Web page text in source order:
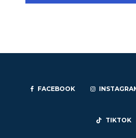
FACEBOOK
TIKTOK